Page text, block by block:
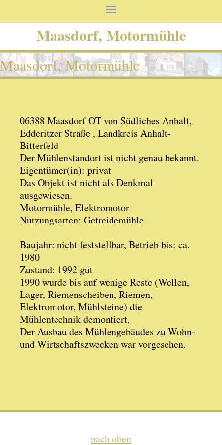
Maasdorf, Motormühle
Maasdorf, Motormühle
06388 Maasdorf OT von Südliches Anhalt,
Edderitzer Straße , Landkreis Anhalt-
Bitterfeld
Der Mühlenstandort ist nicht genau bekannt.
Eigentümer(in): privat
Das Objekt ist nicht als Denkmal
ausgewiesen.
Motormühle, Elektromotor
Nutzungsarten: Getreidemühle
Baujahr: nicht feststellbar, Betrieb bis: ca.
1980
Zustand: 1992 gut
1990 wurde bis auf wenige Reste (Wellen,
Lager, Riemenscheiben, Riemen,
Elektromotor, Mühlsteine) die
Mühlentechnik demontiert,
Der Ausbau des Mühlengebäudes zu Wohn-
und Wirtschaftszwecken war vorgesehen.
nach oben